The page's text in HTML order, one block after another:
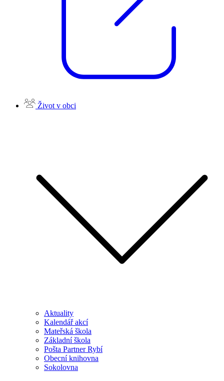
Život v obci
Aktuality
Kalendář akcí
Mateřská škola
Základní škola
Pošta Partner Rybí
Obecní knihovna
Sokolovna